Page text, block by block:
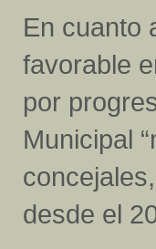
En cuanto
favorable
por
Municipal
desde el